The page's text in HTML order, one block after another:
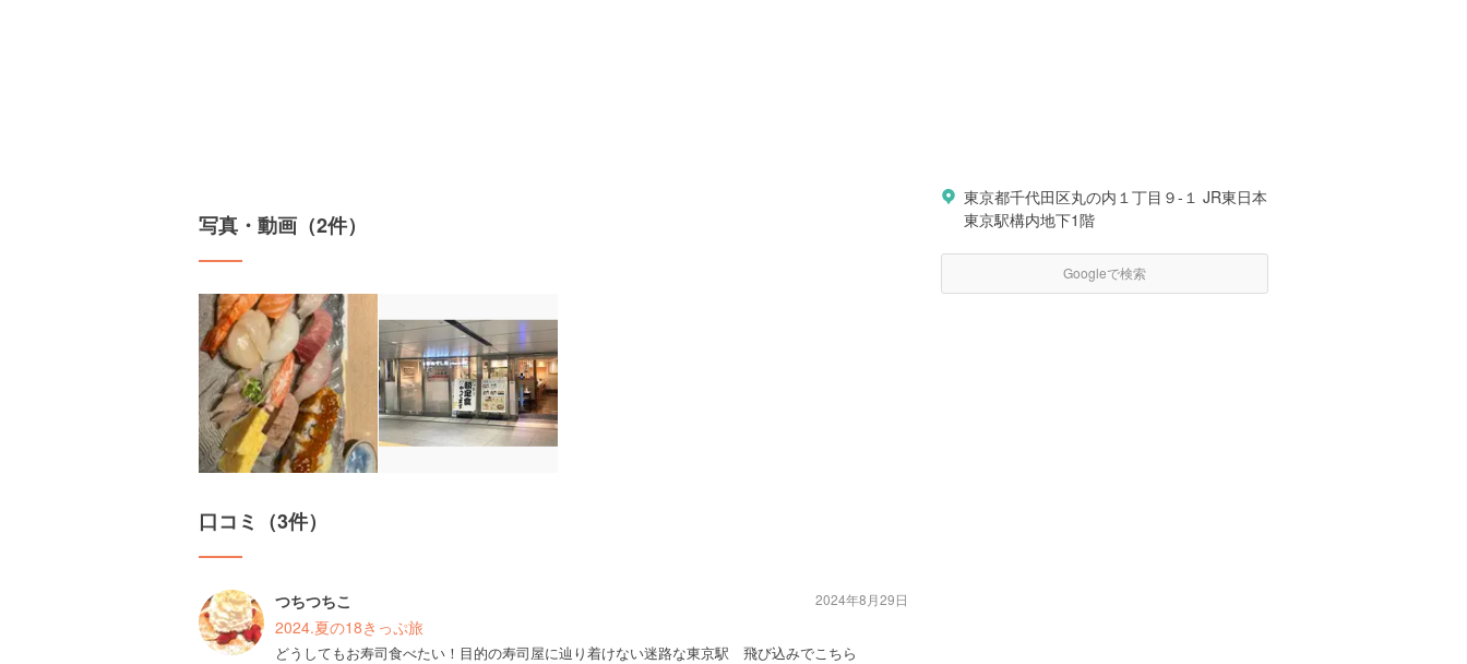
写真・動画（2件）
口コミ（3件）
つちつちこ
2024.夏の18きっぷ旅
どうしてもお寿司食べたい！目的の寿司屋に辿り着けない迷路な東京駅 飛び込みでこちら
2024年8月29日
東京都千代田区丸の内１丁目９-１ JR東日本
東京駅構内地下1階
Googleで検索